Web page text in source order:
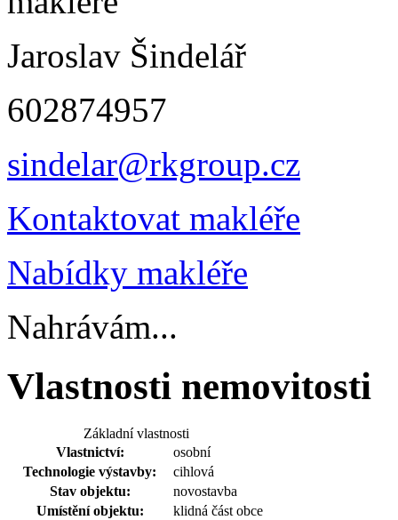
Jaroslav Šindelář
602874957
sindelar@rkgroup.cz
Kontaktovat makléře
Nabídky makléře
Nahrávám...
Vlastnosti nemovitosti
Základní vlastnosti
Vlastnictví:
osobní
Technologie výstavby:
cihlová
Stav objektu:
novostavba
Umístění objektu:
klidná část obce